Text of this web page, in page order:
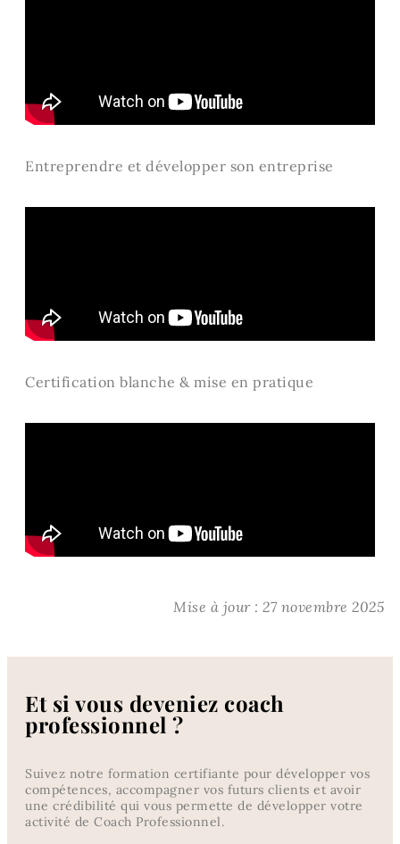
Entreprendre et développer son entreprise
Certification blanche & mise en pratique
Mise à jour : 27 novembre 2025
Et si vous deveniez coach
professionnel ?
Suivez notre formation certifiante pour développer vos
compétences, accompagner vos futurs clients et avoir
une crédibilité qui vous permette de développer votre
activité de Coach Professionnel.